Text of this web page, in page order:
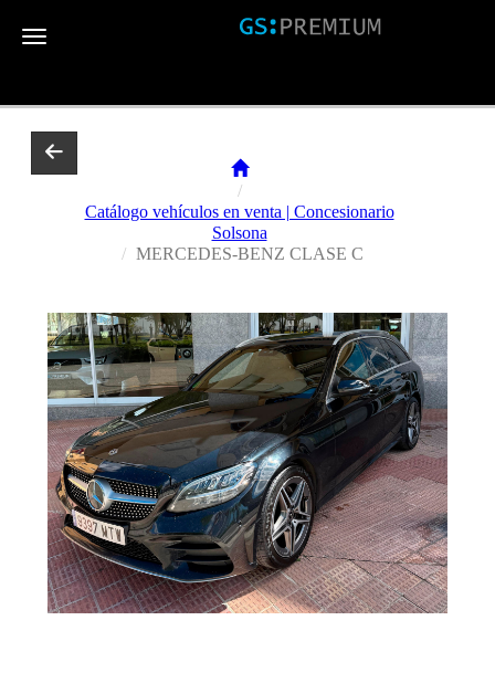
Toggle navigation
Catálogo vehículos en venta | Concesionario
Solsona
MERCEDES-BENZ CLASE C